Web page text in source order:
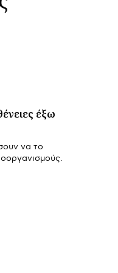
έξω
να το